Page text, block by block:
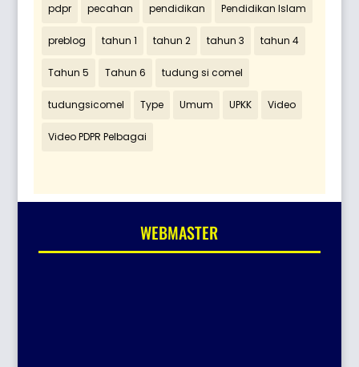
pdpr pecahan pendidikan Pendidikan Islam
preblog tahun 1 tahun 2 tahun 3 tahun 4
Tahun 5 Tahun 6 tudung si comel
tudungsicomel Type Umum UPKK Video
Video PDPR Pelbagai
WEBMASTER